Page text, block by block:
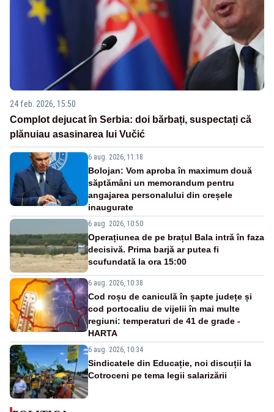
24 feb. 2026, 15:50
Complot dejucat în Serbia: doi bărbați, suspectați că
plănuiau asasinarea lui Vučić
6 aug. 2026, 11:18
Bolojan: Vom aproba în maximum două
săptămâni un memorandum pentru
angajarea personalului din creșele
inaugurate
6 aug. 2026, 10:50
Operațiunea de pe brațul Bala intră în faza
decisivă. Prima barjă ar putea fi
scufundată la ora 15:00
6 aug. 2026, 10:38
Cod roșu de caniculă în șapte județe și
cod portocaliu de vijelii în mai multe
regiuni: temperaturi de 41 de grade -
HARTA
6 aug. 2026, 10:34
Sindicatele din Educație, noi discuții la
Cotroceni pe tema legii salarizării